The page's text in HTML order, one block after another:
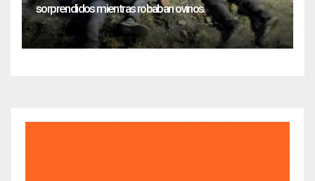
sorprendidos mientras robaban ovinos.